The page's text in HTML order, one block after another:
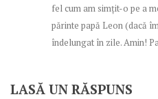
fel cum am simțit-o pe a
părinte papă Leon (dacă
îndelungat în zile. Amin!
LASĂ UN RĂSPUNS